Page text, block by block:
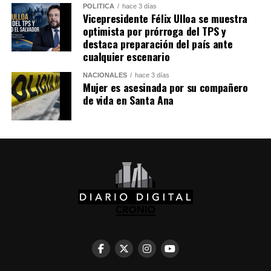
POLÍTICA hace 3 días
Vicepresidente Félix Ulloa se muestra
optimista por prórroga del TPS y
destaca preparación del país ante
cualquier escenario
NACIONALES hace 3 días
Mujer es asesinada por su compañero
de vida en Santa Ana